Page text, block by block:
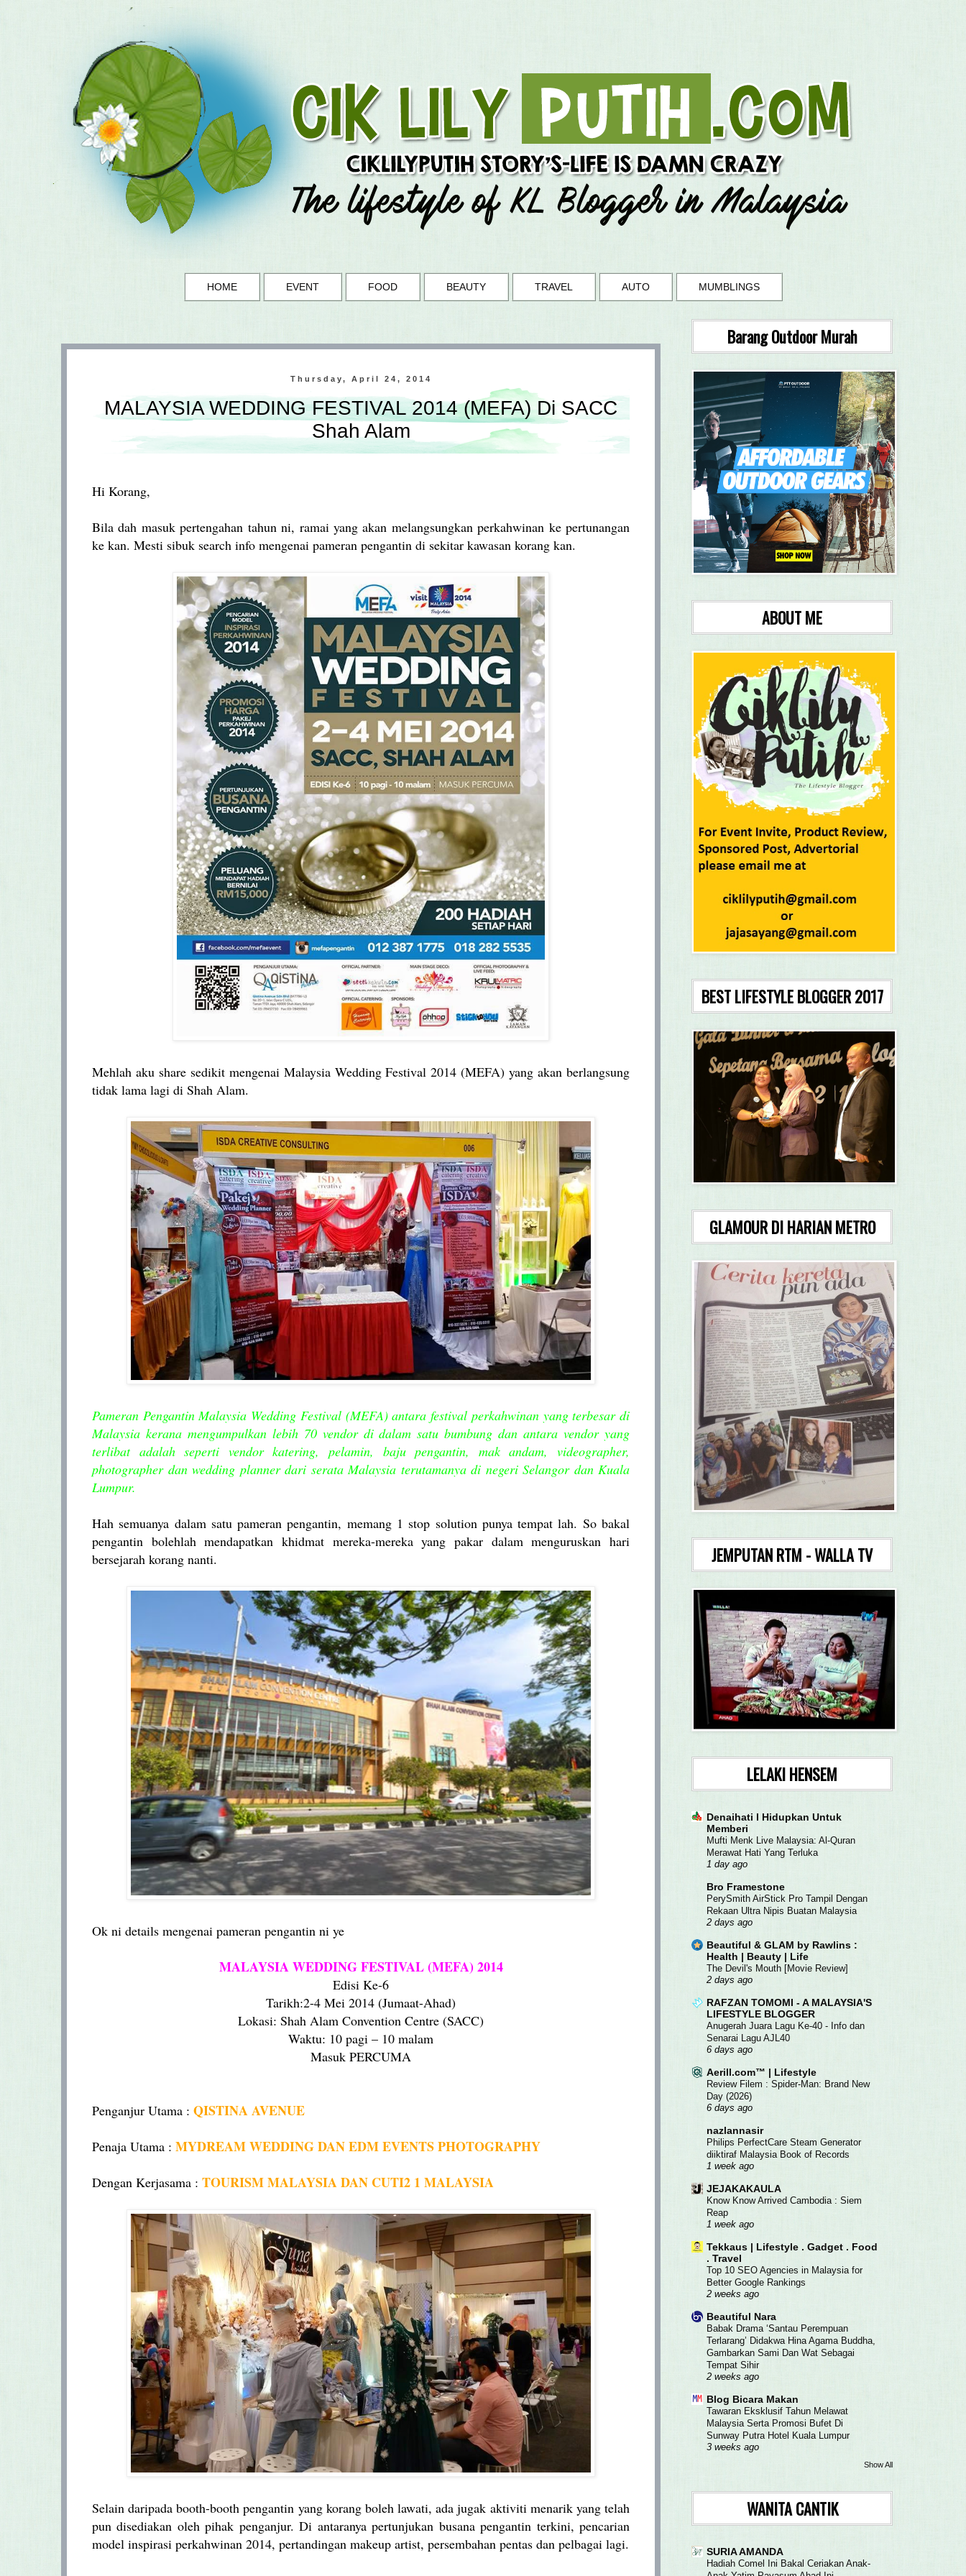
HOME EVENT FOOD BEAUTY TRAVEL AUTO MUMBLINGS
Thursday, April 24, 2014
MALAYSIA WEDDING FESTIVAL 2014 (MEFA) Di SACC
Shah Alam
Hi Korang,
Bila dah masuk pertengahan tahun ni, ramai yang akan melangsungkan perkahwinan ke pertunangan
ke kan. Mesti sibuk search info mengenai pameran pengantin di sekitar kawasan korang kan.
Mehlah aku share sedikit mengenai Malaysia Wedding Festival 2014 (MEFA) yang akan berlangsung
tidak lama lagi di Shah Alam.
Pameran Pengantin Malaysia Wedding Festival (MEFA) antara festival perkahwinan yang terbesar di
Malaysia kerana mengumpulkan lebih 70 vendor di dalam satu bumbung dan antara vendor yang
terlibat adalah seperti vendor katering, pelamin, baju pengantin, mak andam, videographer,
photographer dan wedding planner dari serata Malaysia terutamanya di negeri Selangor dan Kuala
Lumpur.
Hah semuanya dalam satu pameran pengantin, memang 1 stop solution punya tempat lah. So bakal
pengantin bolehlah mendapatkan khidmat mereka-mereka yang pakar dalam menguruskan hari
bersejarah korang nanti.
Ok ni details mengenai pameran pengantin ni ye
MALAYSIA WEDDING FESTIVAL (MEFA) 2014
Edisi Ke-6
Tarikh:2-4 Mei 2014 (Jumaat-Ahad)
Lokasi: Shah Alam Convention Centre (SACC)
Waktu: 10 pagi – 10 malam
Masuk PERCUMA
Penganjur Utama : QISTINA AVENUE
Penaja Utama : MYDREAM WEDDING DAN EDM EVENTS PHOTOGRAPHY
Dengan Kerjasama : TOURISM MALAYSIA DAN CUTI2 1 MALAYSIA
Selain daripada booth-booth pengantin yang korang boleh lawati, ada jugak aktiviti menarik yang telah
pun disediakan oleh pihak penganjur. Di antaranya pertunjukan busana pengantin terkini, pencarian
model inspirasi perkahwinan 2014, pertandingan makeup artist, persembahan pentas dan pelbagai lagi.
Barang Outdoor Murah
ABOUT ME
BEST LIFESTYLE BLOGGER 2017
GLAMOUR DI HARIAN METRO
JEMPUTAN RTM - WALLA TV
LELAKI HENSEM
Denaihati l Hidupkan Untuk
Memberi
Mufti Menk Live Malaysia: Al-Quran
Merawat Hati Yang Terluka
1 day ago
Bro Framestone
PerySmith AirStick Pro Tampil Dengan
Rekaan Ultra Nipis Buatan Malaysia
2 days ago
Beautiful & GLAM by Rawlins :
Health | Beauty | Life
The Devil's Mouth [Movie Review]
2 days ago
RAFZAN TOMOMI - A MALAYSIA'S
LIFESTYLE BLOGGER
Anugerah Juara Lagu Ke-40 - Info dan
Senarai Lagu AJL40
6 days ago
Aerill.com™ | Lifestyle
Review Filem : Spider-Man: Brand New
Day (2026)
6 days ago
nazlannasir
Philips PerfectCare Steam Generator
diiktiraf Malaysia Book of Records
1 week ago
JEJAKAKAULA
Know Know Arrived Cambodia : Siem
Reap
1 week ago
Tekkaus | Lifestyle . Gadget . Food
. Travel
Top 10 SEO Agencies in Malaysia for
Better Google Rankings
2 weeks ago
Beautiful Nara
Babak Drama ‘Santau Perempuan
Terlarang’ Didakwa Hina Agama Buddha,
Gambarkan Sami Dan Wat Sebagai
Tempat Sihir
2 weeks ago
Blog Bicara Makan
Tawaran Eksklusif Tahun Melawat
Malaysia Serta Promosi Bufet Di
Sunway Putra Hotel Kuala Lumpur
3 weeks ago
Show All
WANITA CANTIK
SURIA AMANDA
Hadiah Comel Ini Bakal Ceriakan Anak-